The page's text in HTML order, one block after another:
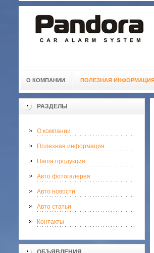
О КОМПАНИИ ПОЛЕЗНАЯ
РАЗДЕЛЫ
О компании
Полезная информация
Наша продукция
Авто фотогалерея
Авто новости
Авто статьи
Контакты